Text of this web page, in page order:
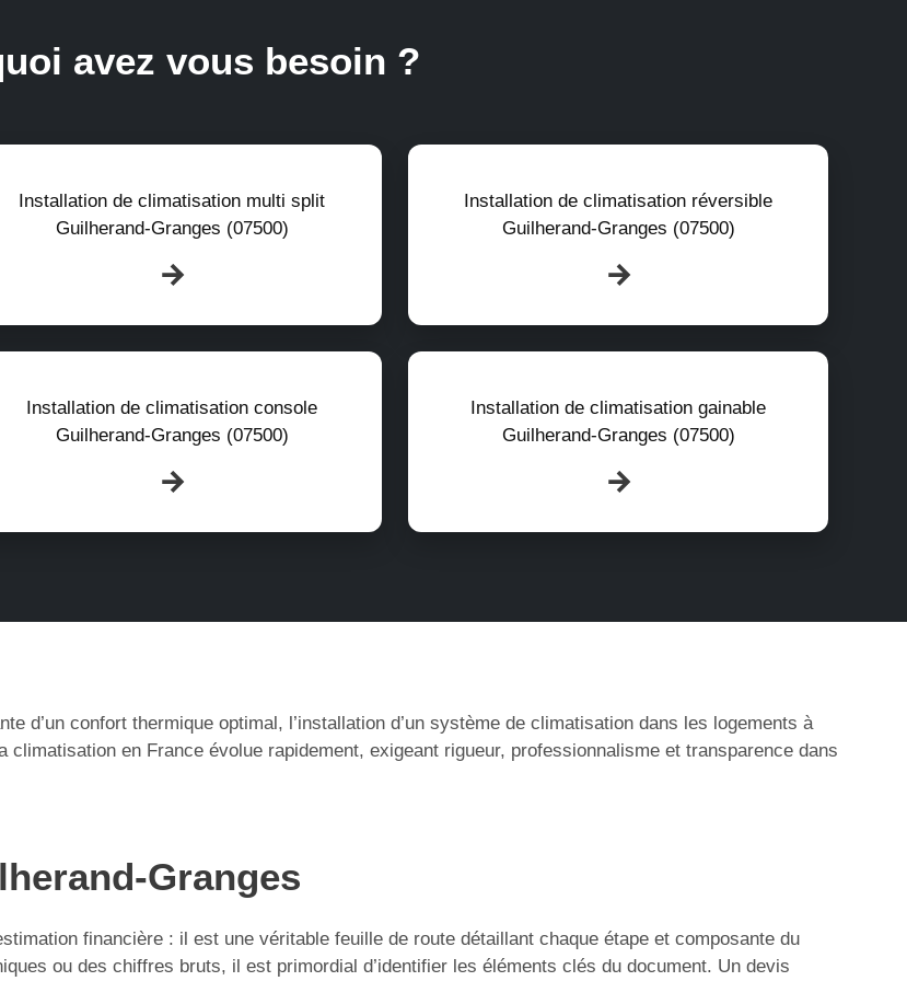
avez vous besoin ?
Installation de climatisation multi split
Guilherand-Granges (07500)
Installation de climatisation réversible
Guilherand-Granges (07500)
Installation de climatisation console
Guilherand-Granges (07500)
Installation de climatisation gainable
Guilherand-Granges (07500)
d’un confort thermique optimal, l’installation d’un système de climatisation dans les logements à
climatisation en France évolue rapidement, exigeant rigueur, professionnalisme et transparence dans
Granges
financière : il est une véritable feuille de route détaillant chaque étape et composante du
ou des chiffres bruts, il est primordial d’identifier les éléments clés du document. Un devis